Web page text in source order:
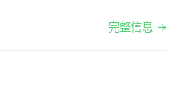
完整信息 →